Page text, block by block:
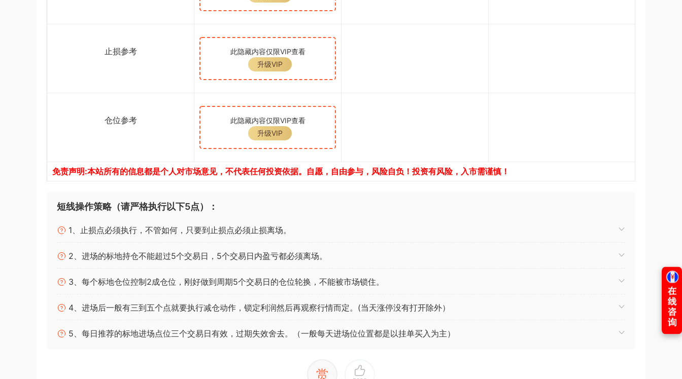
止损参考
此隐藏内容仅限VIP查看
升级VIP
仓位参考
此隐藏内容仅限VIP查看
升级VIP
免责声明:本站所有的信息都是个人对市场意见，不代表任何投资依据。自愿，自由参与，风险自负！投资有风险，入市需谨慎！
短线操作策略（请严格执行以下5点）：
1、止损点必须执行，不管如何，只要到止损点必须止损离场。
2、进场的标地持仓不能超过5个交易日，5个交易日内盈亏都必须离场。
3、每个标地仓位控制2成仓位，刚好做到周期5个交易日的仓位轮换，不能被市场锁住。
4、进场后一般有三到五个点就要执行减仓动作，锁定利润然后再观察行情而定。(当天涨停没有打开除外）
5、每日推荐的标地进场点位三个交易日有效，过期失效舍去。（一般每天进场位位置都是以挂单买入为主）
赏